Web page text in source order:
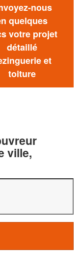
nous
quelques
votre projet
détaillé
et
toiture
ville,